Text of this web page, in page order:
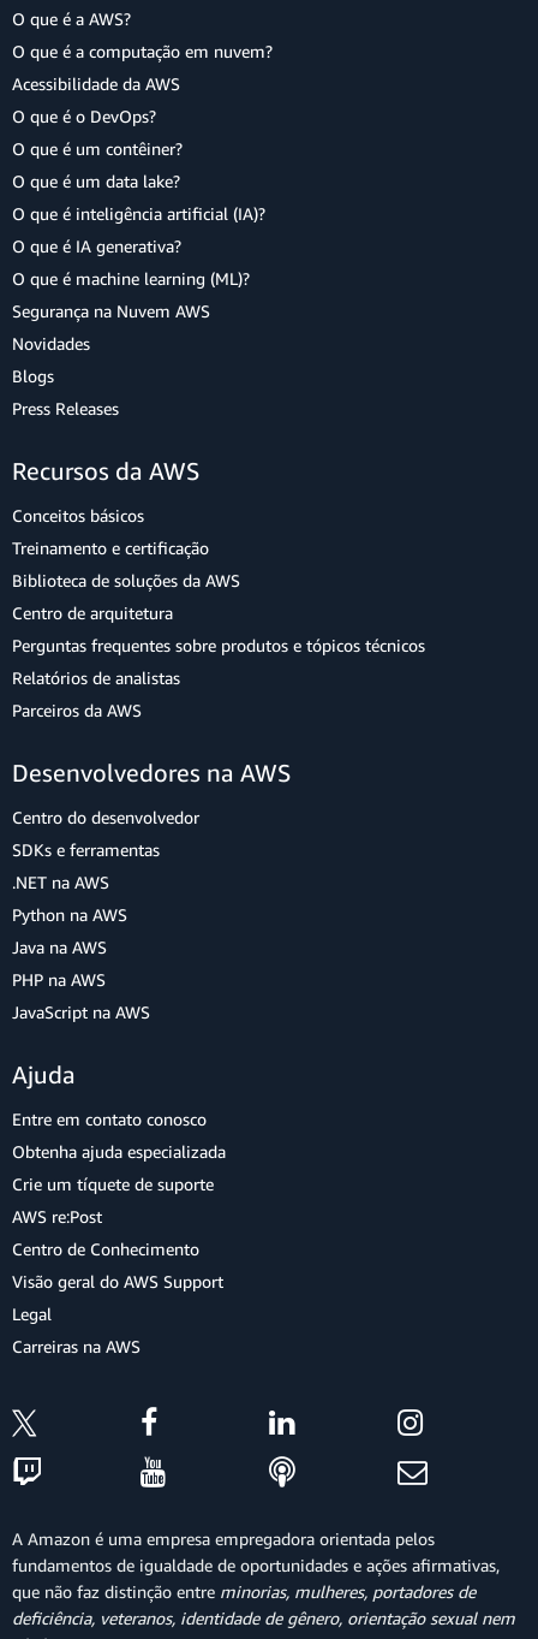
O que é a AWS?
O que é a computação em nuvem?
Acessibilidade da AWS
O que é o DevOps?
O que é um contêiner?
O que é um data lake?
O que é inteligência artificial (IA)?
O que é IA generativa?
O que é machine learning (ML)?
Segurança na Nuvem AWS
Novidades
Blogs
Press Releases
Recursos da AWS
Conceitos básicos
Treinamento e certificação
Biblioteca de soluções da AWS
Centro de arquitetura
Perguntas frequentes sobre produtos e tópicos técnicos
Relatórios de analistas
Parceiros da AWS
Desenvolvedores na AWS
Centro do desenvolvedor
SDKs e ferramentas
.NET na AWS
Python na AWS
Java na AWS
PHP na AWS
JavaScript na AWS
Ajuda
Entre em contato conosco
Obtenha ajuda especializada
Crie um tíquete de suporte
AWS re:Post
Centro de Conhecimento
Visão geral do AWS Support
Legal
Carreiras na AWS
A Amazon é uma empresa empregadora orientada pelos
fundamentos de igualdade de oportunidades e ações afirmativas,
que não faz distinção entre minorias, mulheres, portadores de
deficiência, veteranos, identidade de gênero, orientação sexual nem